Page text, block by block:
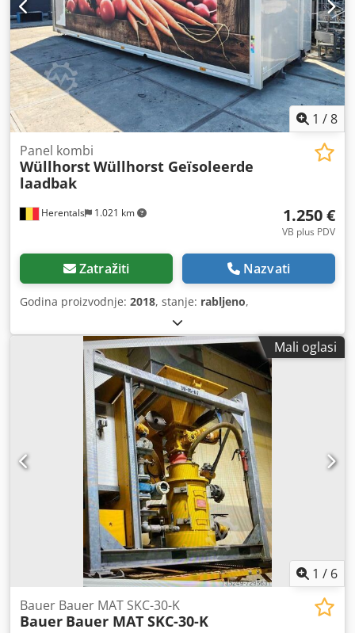
1 /8
Herentals 1.021 km
Panel kombi
WüllhorstWüllhorst Geïsoleerde
laadbak
1.250 €
VB plus PDV
Zatražiti Nazvati
Godina proizvodnje: 2018, stanje: rabljeno,
Mali oglasi
1 / 6
Bauer Bauer MAT SKC-30-K
Bauer Bauer MAT SKC-30-K